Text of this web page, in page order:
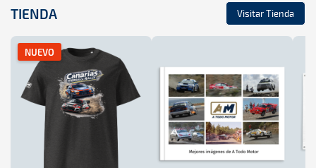
TIENDA Visitar Tienda
NUEVO